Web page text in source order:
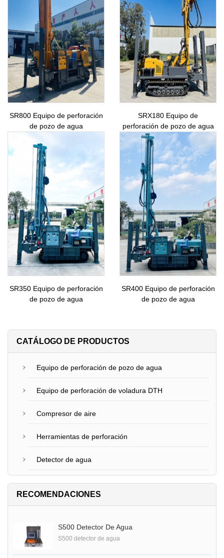
SR800 Equipo de perforación
de pozo de agua
SRX180 Equipo de
perforación de pozo de agua
SR350 Equipo de perforación
de pozo de agua
SR400 Equipo de perforación
de pozo de agua
CATÁLOGO DE PRODUCTOS
Equipo de perforación de pozo de agua
Equipo de perforación de voladura DTH
Compresor de aire
Herramientas de perforación
Detector de agua
RECOMENDACIONES
S500 Detector De Agua
S500 detector de agua